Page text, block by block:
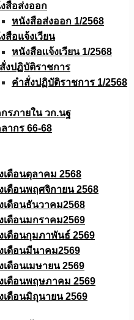
สือส่งออก
หนังสือส่งออก 1/2568
สือแจ้งเวียน
หนังสือเเจ้งเวียน 1/2568
งปฏิบัติราชการ
คำสั่งปฏิบัติราชการ 1/2568
รภายใน วก.นฐ
ากร 66-68
เดือนตุลาคม 2568
เดือนพฤศจิกายน 2568
เดือนธันวาคม2568
เดือนมกราคม2569
เดือนกุมภาพันธ์ 2569
เดือนมีนาคม2569
เดือนเมษายน 2569
เดือนพฤษภาคม 2569
เดือนมิถุนายน 2569